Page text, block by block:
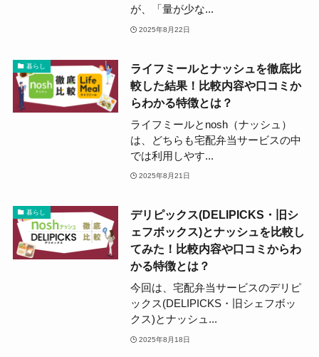
が、「量が少な...
2025年8月22日
暮らし
ライフミールとナッシュを徹底比
較した結果！比較内容や口コミか
らわかる特徴とは？
ライフミールとnosh（ナッシュ）
は、どちらも宅配弁当サービスの中
では利用しやす...
2025年8月21日
暮らし
デリピックス(DELIPICKS・旧シ
ェフボックス)とナッシュを比較し
てみた！比較内容や口コミからわ
かる特徴とは？
今回は、宅配弁当サービスのデリピ
ックス(DELIPICKS・旧シェフボッ
クス)とナッシュ...
2025年8月18日